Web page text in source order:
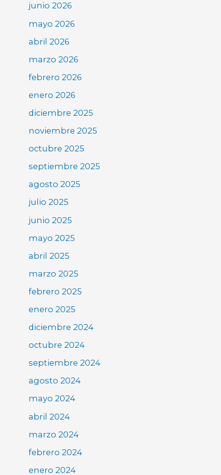
junio 2026
mayo 2026
abril 2026
marzo 2026
febrero 2026
enero 2026
diciembre 2025
noviembre 2025
octubre 2025
septiembre 2025
agosto 2025
julio 2025
junio 2025
mayo 2025
abril 2025
marzo 2025
febrero 2025
enero 2025
diciembre 2024
octubre 2024
septiembre 2024
agosto 2024
mayo 2024
abril 2024
marzo 2024
febrero 2024
enero 2024